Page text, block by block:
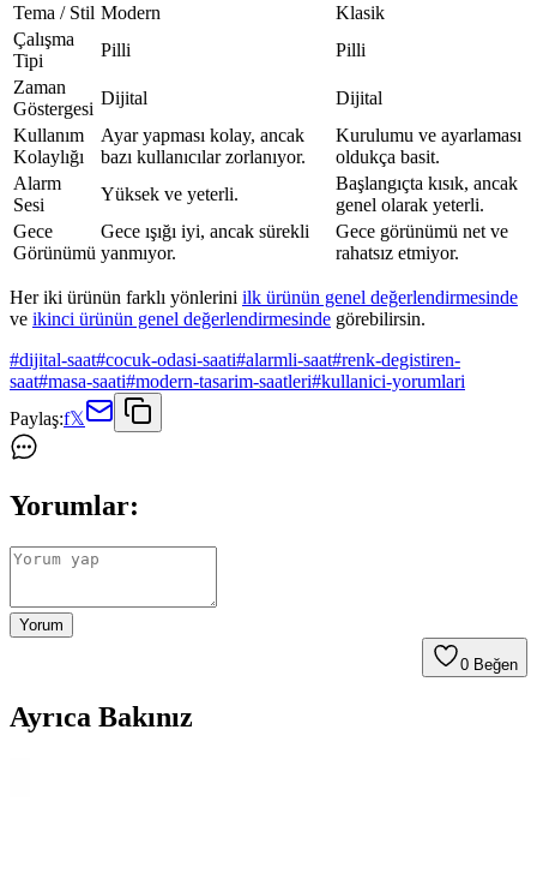
Tema / Stil Modern
Klasik
Çalışma
Tipi
Pilli
Pilli
Zaman
Göstergesi
Dijital
Dijital
Kullanım
Kolaylığı
Ayar yapması kolay, ancak
bazı kullanıcılar zorlanıyor.
Kurulumu ve ayarlaması
oldukça basit.
Alarm
Sesi
Yüksek ve yeterli.
Başlangıçta kısık, ancak
genel olarak yeterli.
Gece
Görünümü
Gece ışığı iyi, ancak sürekli
yanmıyor.
Gece görünümü net ve
rahatsız etmiyor.
Her iki ürünün farklı yönlerini ilk ürünün genel değerlendirmesinde
ve ikinci ürünün genel değerlendirmesinde görebilirsin.
#dijital-saat#cocuk-odasi-saati#alarmli-saat#renk-degistiren-
saat#masa-saati#modern-tasarim-saatleri#kullanici-yorumlari
Paylaş:f𝕏
Yorumlar:
Yorum
0 Beğen
Ayrıca Bakınız